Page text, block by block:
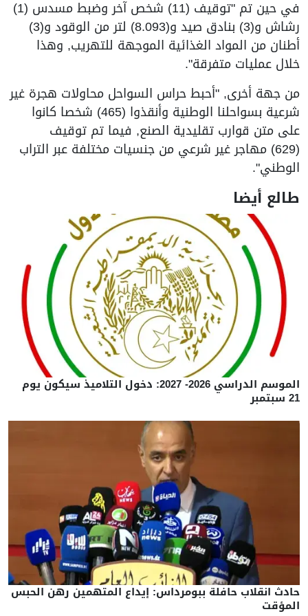
في حين تم "توقيف (11) شخص آخر وضبط مسدس (1)
رشاش و(3) بنادق صيد و(8.093) لتر من الوقود و(3)
أطنان من المواد الغذائية الموجهة للتهريب, وهذا
خلال عمليات متفرقة".
من جهة أخرى, "أحبط حراس السواحل محاولات هجرة غير
شرعية بسواحلنا الوطنية وأنقذوا (465) شخصا كانوا
على متن قوارب تقليدية الصنع, فيما تم توقيف
(629) مهاجر غير شرعي من جنسيات مختلفة عبر التراب
الوطني".
طالع أيضا
الموسم الدراسي 2026- 2027: دخول التلاميذ سيكون يوم
21 سبتمبر
حادث انقلاب حافلة ببومرداس: إيداع المتهمين رهن الحبس
المؤقت